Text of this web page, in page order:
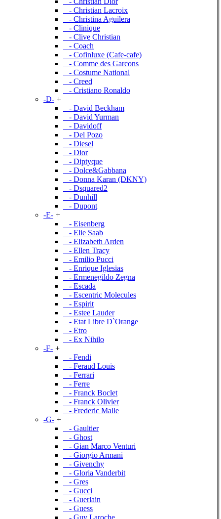
- Christian Lacroix
- Christina Aguilera
- Clinique
- Clive Christian
- Coach
- Cofinluxe (Cafe-cafe)
- Comme des Garcons
- Costume National
- Creed
- Cristiano Ronaldo
-D- +
- David Beckham
- David Yurman
- Davidoff
- Del Pozo
- Diesel
- Dior
- Diptyque
- Dolce&Gabbana
- Donna Karan (DKNY)
- Dsquared2
- Dunhill
- Dupont
-E- +
- Eisenberg
- Elie Saab
- Elizabeth Arden
- Ellen Tracy
- Emilio Pucci
- Enrique Iglesias
- Ermenegildo Zegna
- Escada
- Escentric Molecules
- Espirit
- Estee Lauder
- Etat Libre D`Orange
- Etro
- Ex Nihilo
-F- +
- Fendi
- Feraud Louis
- Ferrari
- Ferre
- Franck Boclet
- Franck Olivier
- Frederic Malle
-G- +
- Gaultier
- Ghost
- Gian Marco Venturi
- Giorgio Armani
- Givenchy
- Gloria Vanderbit
- Gres
- Gucci
- Guerlain
- Guess
- Guy Laroche